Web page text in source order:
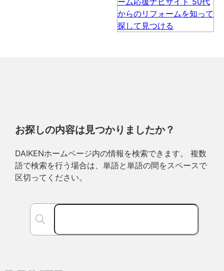
お探しの内容は見つかりましたか？
DAIKENホームページ内の情報を検索できます。 複数
語で検索を行う場合は、単語と単語の間をスペースで
区切ってください。